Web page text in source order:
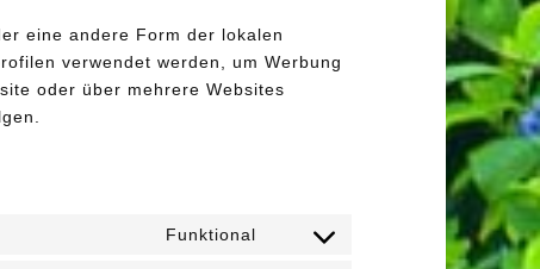
eine andere Form der lokalen
verwendet werden, um Werbung
oder über mehrere Websites
Funktional
Consent